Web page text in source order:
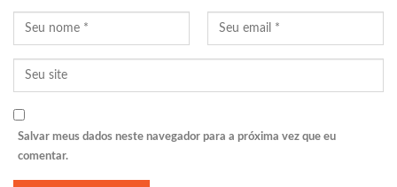
Salvar meus dados neste navegador para a próxima vez que eu
comentar.